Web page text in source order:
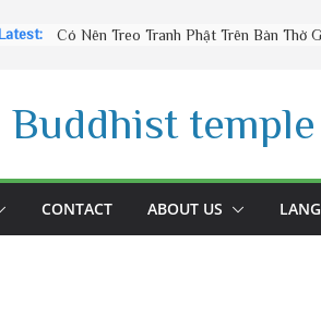
temple
CONTACT ABOUT US LANG